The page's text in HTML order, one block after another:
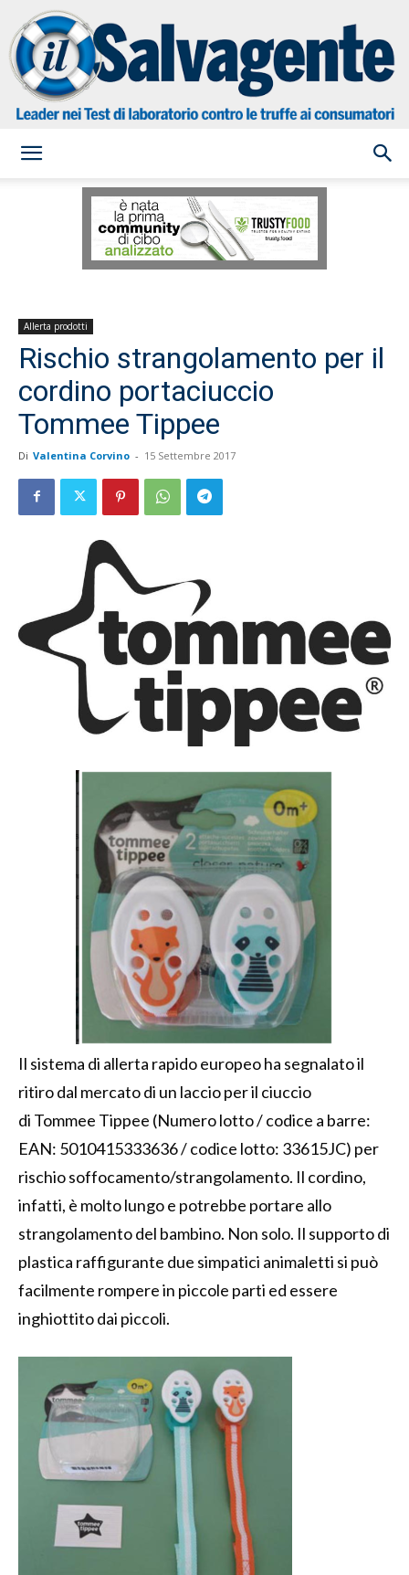
Salvagente
Allerta prodotti
Rischio strangolamento per il
cordino portaciuccio
Tommee Tippee
Di Valentina Corvino - 15 Settembre 2017
Il sistema di allerta rapido europeo ha segnalato il
ritiro dal mercato di un laccio per il ciuccio
di Tommee Tippee (Numero lotto / codice a barre:
EAN: 5010415333636 / codice lotto: 33615JC) per
rischio soffocamento/strangolamento. Il cordino,
infatti, è molto lungo e potrebbe portare allo
strangolamento del bambino. Non solo. Il supporto di
plastica raffigurante due simpatici animaletti si può
facilmente rompere in piccole parti ed essere
inghiottito dai piccoli.